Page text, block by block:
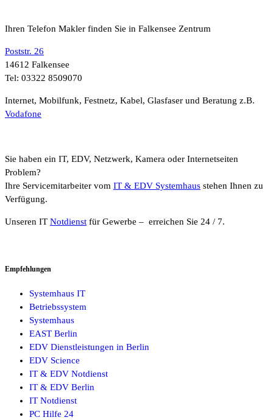
Ihren Telefon Makler finden Sie in Falkensee Zentrum
Poststr. 26
14612 Falkensee
Tel: 03322 8509070
Internet, Mobilfunk, Festnetz, Kabel, Glasfaser und Beratung z.B.
Vodafone
Sie haben ein IT, EDV, Netzwerk, Kamera oder Internetseiten
Problem?
Ihre Servicemitarbeiter vom IT & EDV Systemhaus stehen Ihnen zu
Verfügung.
Unseren IT Notdienst für Gewerbe – erreichen Sie 24 / 7.
Empfehlungen
Systemhaus IT
Betriebssystem
Systemhaus
EAST Berlin
EDV Dienstleistungen in Berlin
EDV Science
IT & EDV Notdienst
IT & EDV Berlin
IT Notdienst
PC Hilfe 24